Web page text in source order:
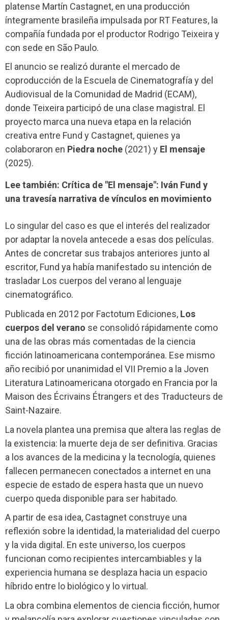
platense Martín Castagnet, en una producción
íntegramente brasileña impulsada por RT Features, la
compañía fundada por el productor Rodrigo Teixeira y
con sede en São Paulo.
El anuncio se realizó durante el mercado de
coproducción de la Escuela de Cinematografía y del
Audiovisual de la Comunidad de Madrid (ECAM),
donde Teixeira participó de una clase magistral. El
proyecto marca una nueva etapa en la relación
creativa entre Fund y Castagnet, quienes ya
colaboraron en Piedra noche (2021) y El mensaje
(2025).
Lee también: Crítica de "El mensaje": Iván Fund y
una travesía narrativa de vínculos en movimiento
Lo singular del caso es que el interés del realizador
por adaptar la novela antecede a esas dos películas.
Antes de concretar sus trabajos anteriores junto al
escritor, Fund ya había manifestado su intención de
trasladar Los cuerpos del verano al lenguaje
cinematográfico.
Publicada en 2012 por Factotum Ediciones, Los
cuerpos del verano se consolidó rápidamente como
una de las obras más comentadas de la ciencia
ficción latinoamericana contemporánea. Ese mismo
año recibió por unanimidad el VII Premio a la Joven
Literatura Latinoamericana otorgado en Francia por la
Maison des Écrivains Étrangers et des Traducteurs de
Saint-Nazaire.
La novela plantea una premisa que altera las reglas de
la existencia: la muerte deja de ser definitiva. Gracias
a los avances de la medicina y la tecnología, quienes
fallecen permanecen conectados a internet en una
especie de estado de espera hasta que un nuevo
cuerpo queda disponible para ser habitado.
A partir de esa idea, Castagnet construye una
reflexión sobre la identidad, la materialidad del cuerpo
y la vida digital. En este universo, los cuerpos
funcionan como recipientes intercambiables y la
experiencia humana se desplaza hacia un espacio
híbrido entre lo biológico y lo virtual.
La obra combina elementos de ciencia ficción, humor